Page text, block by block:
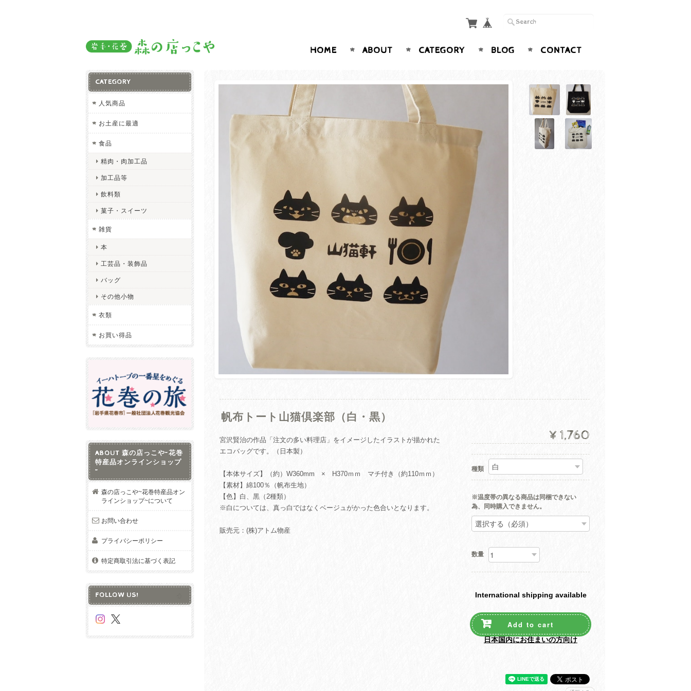
HOME ABOUT CATEGORY BLOG CONTACT
帆布トート山猫倶楽部（白・黒）
宮沢賢治の作品「注文の多い料理店」をイメージしたイラストが描かれた
エコバッグです。（日本製）
【本体サイズ】（約）W360mm × H370ｍｍ マチ付き（約110ｍｍ）
【素材】綿100％（帆布生地）
【色】白、黒（2種類）
※白については、真っ白ではなくベージュがかった色合いとなります。
販売元：(株)アトム物産
¥1,760
種類
※温度帯の異なる商品は同梱できない
為、同時購入できません。
数量
International shipping available
Add to cart
日本国内にお住まいの方向け
CATEGORY
人気商品
お土産に最適
食品
精肉・肉加工品
加工品等
飲料類
菓子・スイーツ
雑貨
本
工芸品・装飾品
バッグ
その他小物
衣類
お買い得品
ABOUT 森の店っこや~花巻
特産品オンラインショップ
~
森の店っこや~花巻特産品オン
ラインショップ~について
お問い合わせ
プライバシーポリシー
特定商取引法に基づく表記
FOLLOW US!